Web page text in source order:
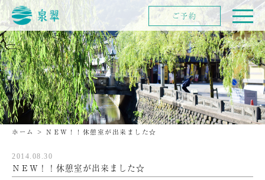
ホーム > ＮＥＷ！！休憩室が出来ました☆
2014.08.30
ＮＥＷ！！休憩室が出来ました☆
ご予約